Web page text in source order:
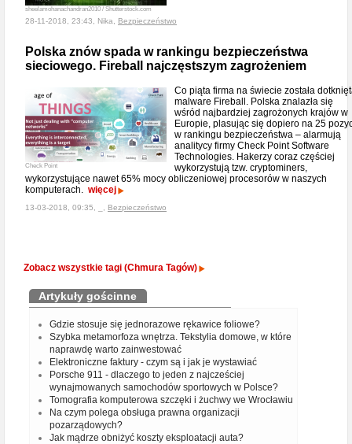
sheelamohanachandran2010 / Shutterstock.com
28-11-2018, 23:43, Nika, Bezpieczeństwo
Polska znów spada w rankingu bezpieczeństwa
sieciowego. Fireball najczęstszym zagrożeniem
Check Point
Co piąta firma na świecie została
malware Fireball. Polska znalazła się
wśród najbardziej zagrożonych krajów w
Europie, plasując się dopiero na 25
w rankingu bezpieczeństwa – alarmują
analitycy firmy Check Point Software
Technologies. Hakerzy coraz częściej
wykorzystują tzw. cryptominers,
wykorzystujące nawet 65% mocy obliczeniowej procesorów w naszych
komputerach. więcej
13-03-2018, 09:35, _, Bezpieczeństwo
Zobacz wszystkie tagi (Chmura Tagów)
Artykuły gościnne
Gdzie stosuje się jednorazowe rękawice foliowe?
Szybka metamorfoza wnętrza. Tekstylia domowe, w które
naprawdę warto zainwestować
Elektroniczne faktury - czym są i jak je wystawiać
Porsche 911 - dlaczego to jeden z najcześciej
wynajmowanych samochodów sportowych w Polsce?
Tomografia komputerowa szczęki i żuchwy we Wrocławiu
Na czym polega obsługa prawna organizacji
pozarządowych?
Jak mądrze obniżyć koszty eksploatacji auta?